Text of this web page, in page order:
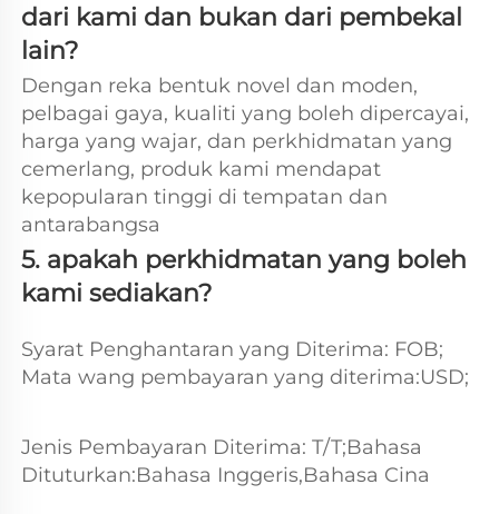
dari kami dan bukan dari pembekal
lain?
Dengan reka bentuk novel dan moden,
pelbagai gaya, kualiti yang boleh dipercayai,
harga yang wajar, dan perkhidmatan yang
cemerlang, produk kami mendapat
kepopularan tinggi di tempatan dan
antarabangsa
5. apakah perkhidmatan yang boleh
kami sediakan?
Syarat Penghantaran yang Diterima: FOB;
Mata wang pembayaran yang diterima:USD;
Jenis Pembayaran Diterima: T/T;Bahasa
Dituturkan:Bahasa Inggeris,Bahasa Cina